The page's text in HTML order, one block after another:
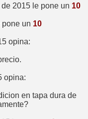
2015 le pone un 10
un 10
opina:
opina:
en tapa dura de